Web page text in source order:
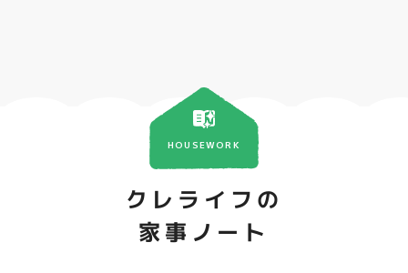
HOUSEWORK
クレライフの
家事ノート